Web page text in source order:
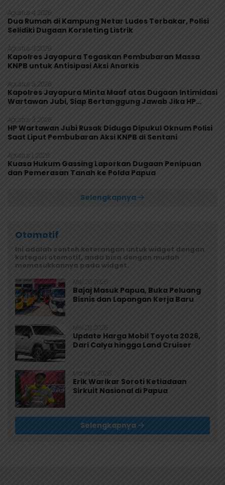
Agustus 4, 2026
Dua Rumah di Kampung Netar Ludes Terbakar, Polisi
Selidiki Dugaan Korsleting Listrik
Agustus 3, 2026
Kapolres Jayapura Tegaskan Pembubaran Massa
KNPB untuk Antisipasi Aksi Anarkis
Agustus 3, 2026
Kapolres Jayapura Minta Maaf atas Dugaan Intimidasi
Wartawan Jubi, Siap Bertanggung Jawab Jika HP
Agustus 3, 2026
HP Wartawan Jubi Rusak Diduga Dipukul Oknum Polisi
Saat Liput Pembubaran Aksi KNPB di Sentani
Agustus 1, 2026
Kuasa Hukum Gassing Laporkan Dugaan Penipuan
dan Pemerasan Tanah ke Polda Papua
Selengkapnya
Otomotif
Ini adalah contoh keterangan untuk widget dengan
kategori otomotif, anda bisa dengan mudah
memasukkannya pada widget.
Mei 29, 2026
Bajaj Masuk Papua, Buka Peluang
Bisnis dan Lapangan Kerja Baru
Mei 29, 2026
Update Harga Mobil Toyota 2026,
Dari Calya hingga Land Cruiser
Maret 5, 2026
Erik Warikar Soroti Ketiadaan
Sirkuit Nasional di Papua
Selengkapnya